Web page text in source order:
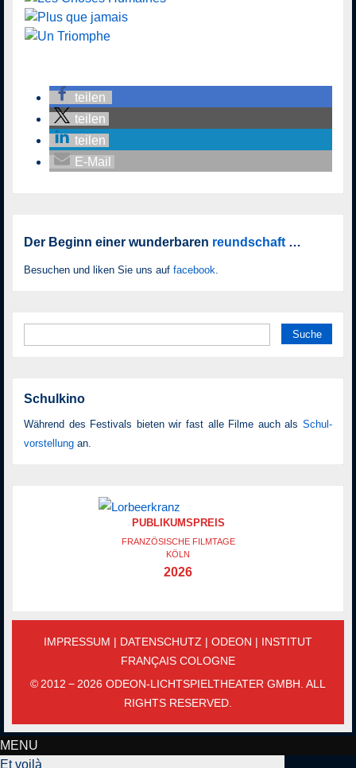
teilen
teilen
teilen
E-Mail
Der Beginn einer wunderbaren reundschaft …
Besuchen und liken Sie uns auf facebook
Schulkino
Während des Festivals bieten wir fast alle Filme auch als Schul­
vor­stellung an.
PUBLIKUMSPREIS
FRANZÖSISCHE FILMTAGE
KÖLN
2026
IMPRESSUM | DATENSCHUTZ | ODEON | INSTITUT
FRANÇAIS COLOGNE
© 2012 − 2026 ODEON-LICHTSPIELTHEATER GMBH. ALL
RIGHTS RESERVED.
MENU
Et voilà